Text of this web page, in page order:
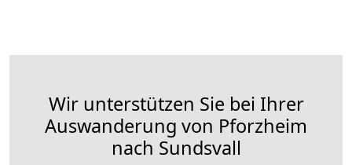
Wir unterstützen Sie bei Ihrer
Auswanderung von Pforzheim
nach Sundsvall